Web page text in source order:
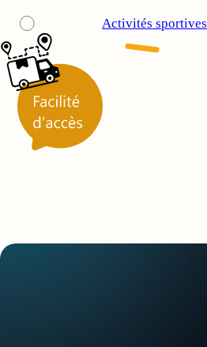
Activités sportives